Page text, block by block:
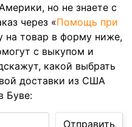
но не знаете с
через «Помощь при
на товар в форму ниже,
с выкупом и
какой выбрать
доставки из США
Буве:
Отправить